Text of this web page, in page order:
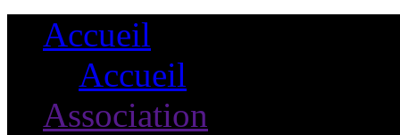
Accueil
Accueil
Association